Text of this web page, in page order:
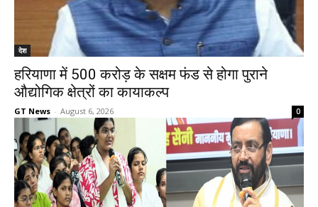
देश
हरियाणा में 500 करोड़ के सक्षम फंड से होगा पुराने
औद्योगिक क्षेत्रों का कायाकल्प
GT News - August 6, 2026 0